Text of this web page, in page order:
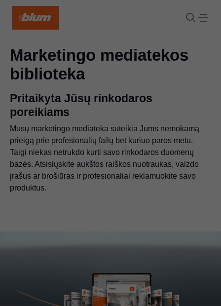
Marketingo mediatekos
biblioteka
Pritaikyta Jūsų rinkodaros
poreikiams
Mūsų marketingo mediateka suteikia Jums nemokamą
prieigą prie profesionalių failų bet kuriuo paros metu.
Taigi niekas netrukdo kurti savo rinkodaros duomenų
bazės. Atsisiųskite aukštos raiškos nuotraukas, vaizdo
įrašus ar brošiūras ir profesionaliai reklamuokite savo
produktus.